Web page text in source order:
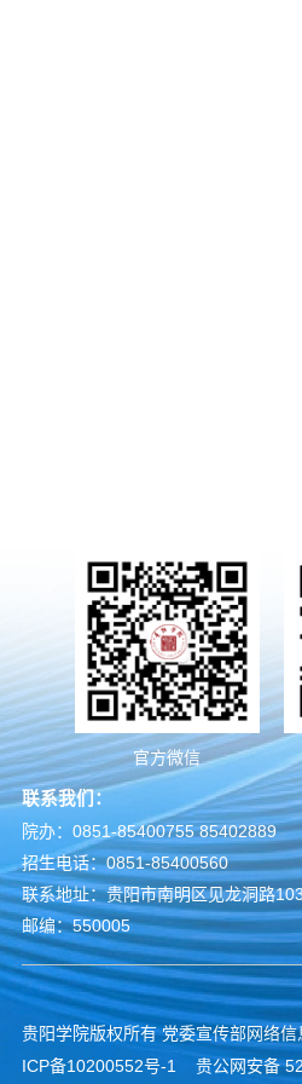
官方微信
联系我们：
院办：0851-85400755
招生电话：0851-85400560
联系地址：贵阳市南明区见龙洞路
邮编：550005
贵阳学院版权所有 党委宣传部网络
ICP备10200552号-1
贵公网安备